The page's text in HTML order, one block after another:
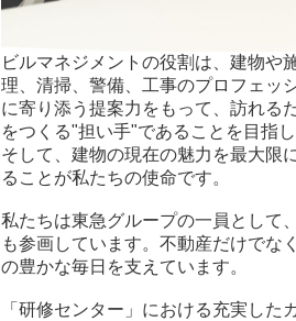
ビルマネジメントの役割は、建物や
理、清掃、警備、工事のプロフェッ
に寄り添う提案力をもって、訪れる
をつくる"担い手"であることを目指し
そして、建物の現在の魅力を最大限
ることが私たちの使命です。
私たちは東急グループの一員として
も参画しています。不動産だけでな
の豊かな毎日を支えています。
「 研修センター 」における充実した